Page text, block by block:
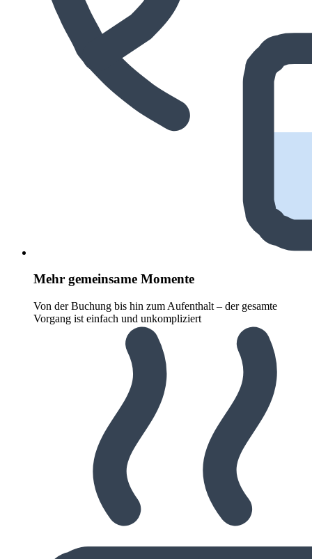
Mehr gemeinsame Momente
Von der Buchung bis hin zum Aufenthalt – der gesamte
Vorgang ist einfach und unkompliziert